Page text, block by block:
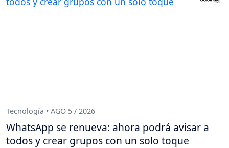
Tecnología • AGO 5 / 2026
WhatsApp se renueva: ahora podrá avisar a
todos y crear grupos con un solo toque